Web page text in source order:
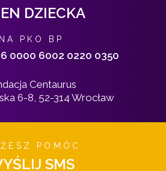
DZIECKA
NA PKO BP
0000 6002 0220 0350
Centaurus
6-8, 52-314 Wrocław
POMÓC
SMS